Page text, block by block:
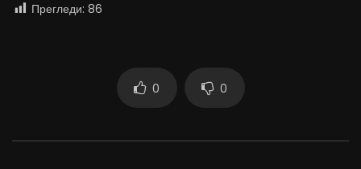
Прегледи: 86
0 0